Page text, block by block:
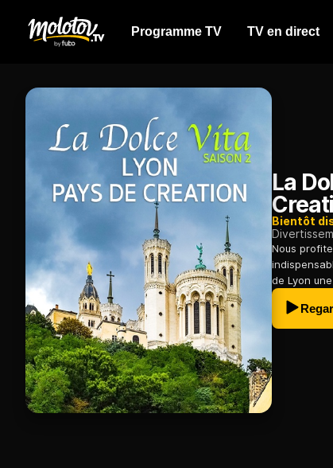
Programme TV TV en direct
La
Bientôt
Nous
de Lyon